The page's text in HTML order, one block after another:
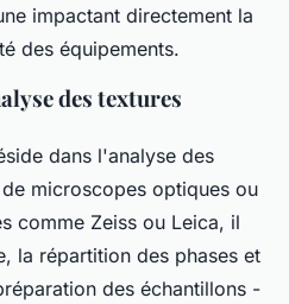
impactant directement la
des équipements.
des textures
dans l'analyse des
microscopes optiques ou
comme Zeiss ou Leica, il
la répartition des phases et
des échantillons -